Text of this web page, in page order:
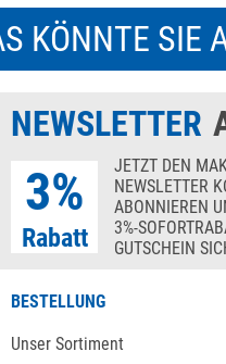
KÖNNTE SIE
NEWSLETTER
3%
Rabatt
JETZT DEN
NEWSLETTER
ABONNIEREN
3%-
GUTSCHEIN
BESTELLUNG
Unser Sortiment